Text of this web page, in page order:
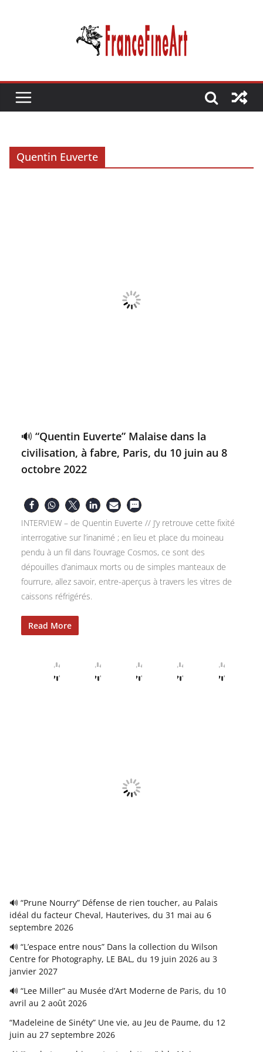
Quentin Euverte
🔊 “Quentin Euverte” Malaise dans la
civilisation, à fabre, Paris, du 10 juin au 8
octobre 2022
INTERVIEW – de Quentin Euverte // J’y retrouve cette fixité
interrogative sur l’inanimé ; en lieu et place du moineau
pendu à un fil dans l’ouvrage Cosmos, ce sont des
dépouilles d’animaux morts ou de simples manteaux de
fourrure, allez savoir, entre-aperçus à travers les vitres de
caissons réfrigérés.
Read More
🔊 “Prune Nourry” Défense de rien toucher, au Palais
idéal du facteur Cheval, Hauterives, du 31 mai au 6
septembre 2026
🔊 “L’espace entre nous” Dans la collection du Wilson
Centre for Photography, LE BAL, du 19 juin 2026 au 3
janvier 2027
🔊 “Lee Miller” au Musée d’Art Moderne de Paris, du 10
avril au 2 août 2026
“Madeleine de Sinéty” Une vie, au Jeu de Paume, du 12
juin au 27 septembre 2026